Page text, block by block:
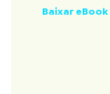
Baixar eBook